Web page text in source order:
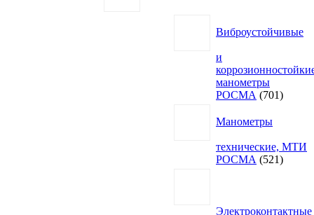
Виброустойчивые
и
манометры
РОСМА
701701
Манометры
технические, МТИ
РОСМА
521521
Электроконтактные